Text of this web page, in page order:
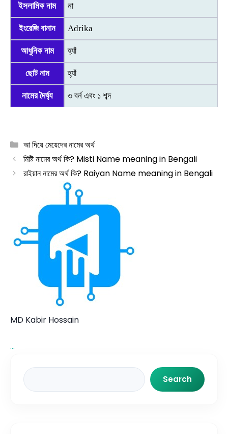
ইসলামিক নাম না
ইংরেজি বানান Adrika
আধুনিক নাম হ্যাঁ
ছোট নাম হ্যাঁ
নামের দৈর্ঘ্য ৩ বর্ন এবং ১ শব্দ
Categories
আ দিয়ে মেয়েদের নামের অর্থ
মিষ্টি নামের অর্থ কি? Misti Name meaning in Bengali
রাইয়ান নামের অর্থ কি? Raiyan Name meaning in Bengali
MD Kabir Hossain
...
Search
Search